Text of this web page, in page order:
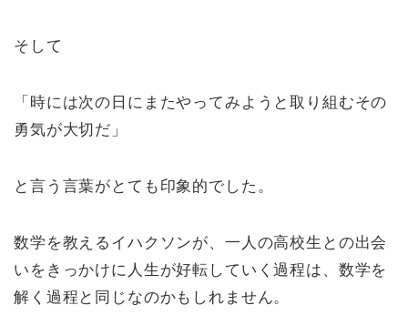
そして
「時には次の日にまたやってみようと取り組むその
勇気が大切だ」
と言う言葉がとても印象的でした。
数学を教えるイハクソンが、一人の高校生との出会
いをきっかけに人生が好転していく過程は、数学を
解く過程と同じなのかもしれません。